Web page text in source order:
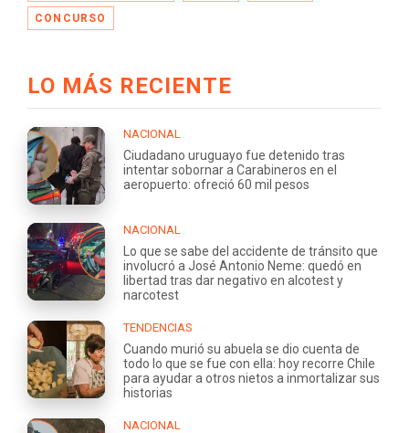
CONCURSO
LO MÁS RECIENTE
NACIONAL
Ciudadano uruguayo fue detenido tras
intentar sobornar a Carabineros en el
aeropuerto: ofreció 60 mil pesos
NACIONAL
Lo que se sabe del accidente de tránsito que
involucró a José Antonio Neme: quedó en
libertad tras dar negativo en alcotest y
narcotest
TENDENCIAS
Cuando murió su abuela se dio cuenta de
todo lo que se fue con ella: hoy recorre Chile
para ayudar a otros nietos a inmortalizar sus
historias
NACIONAL